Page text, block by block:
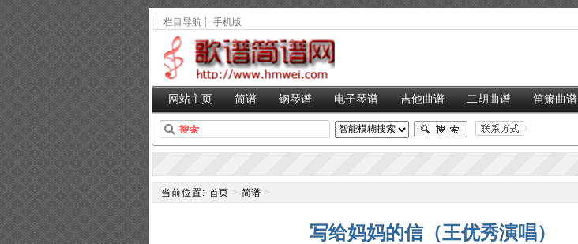
┆ 栏目导航 ┆ 手机版
网站主页 简谱 钢琴谱 电子琴谱 吉他曲谱 二胡曲谱 笛箫曲谱
当前位置: 首页 > 简谱 >
写给妈妈的信（王优秀演唱）